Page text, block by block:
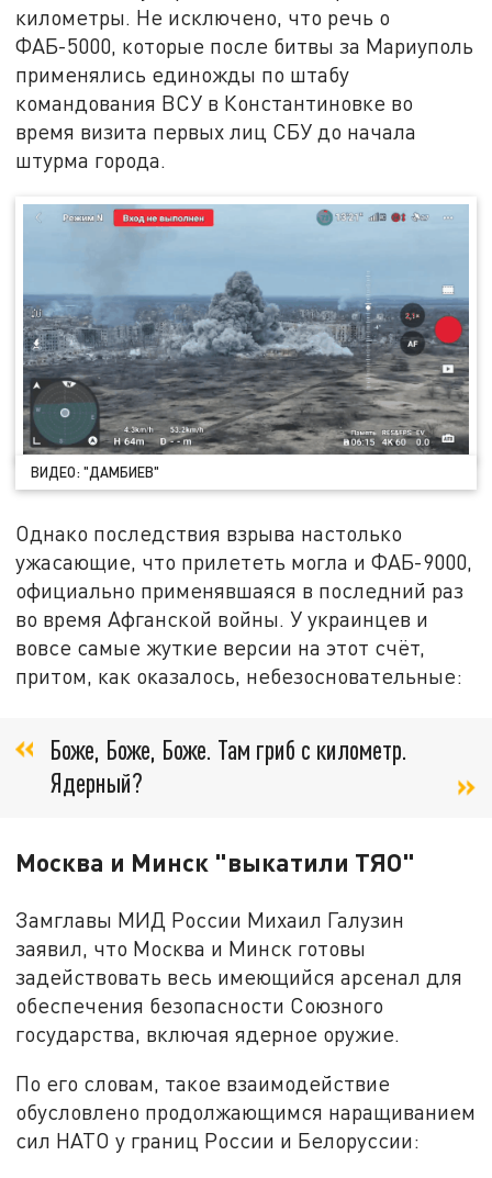
километры. Не исключено, что речь о
ФАБ-5000, которые после битвы за Мариуполь
применялись единожды по штабу
командования ВСУ в Константиновке во
время визита первых лиц СБУ до начала
штурма города.
ВИДЕО: "ДАМБИЕВ"
Однако последствия взрыва настолько
ужасающие, что прилететь могла и ФАБ-9000,
официально применявшаяся в последний раз
во время Афганской войны. У украинцев и
вовсе самые жуткие версии на этот счёт,
притом, как оказалось, небезосновательные:
Боже, Боже, Боже. Там гриб с километр.
Ядерный?
Москва и Минск "выкатили ТЯО"
Замглавы МИД России Михаил Галузин
заявил, что Москва и Минск готовы
задействовать весь имеющийся арсенал для
обеспечения безопасности Союзного
государства, включая ядерное оружие.
По его словам, такое взаимодействие
обусловлено продолжающимся наращиванием
сил НАТО у границ России и Белоруссии: